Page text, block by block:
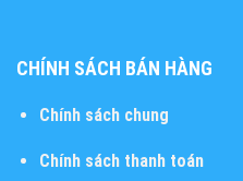
CHÍNH SÁCH BÁN HÀNG
Chính sách chung
Chính sách thanh toán